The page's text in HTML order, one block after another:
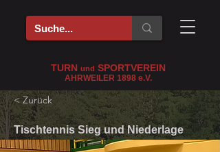
TURN und SPORTVEREIN
AHRWEILER 1898 e.V.
< Zurück
Tischtennis Sieg und Niederlage